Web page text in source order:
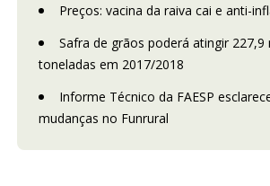
Preços: vacina da raiva cai e anti-
Safra de grãos poderá atingir 227,9
toneladas em 2017/2018
Informe Técnico da FAESP
mudanças no Funrural